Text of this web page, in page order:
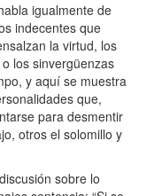
igualmente de
indecentes que
la virtud, los
los sinvergüenzas
y aquí se muestra
que,
para desmentir
otros el solomillo y
sobre lo